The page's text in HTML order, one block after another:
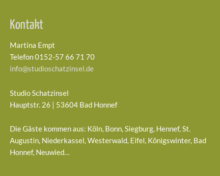
Kontakt
Martina Empt
Telefon 0152-57 66 71 70
info@studioschatzinsel.de
Studio Schatzinsel
Hauptstr. 26 | 53604 Bad Honnef
Die Gäste kommen aus: Köln, Bonn, Siegburg, Hennef, St.
Augustin, Niederkassel, Westerwald, Eifel, Königswinter, Bad
Honnef, Neuwied…